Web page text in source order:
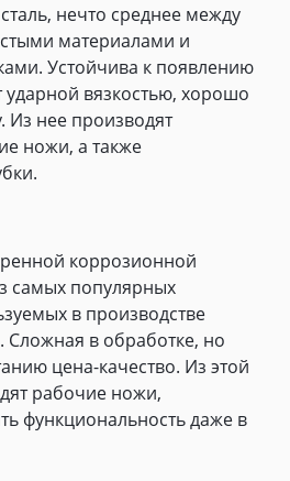
нечто среднее между
материалами и
Устойчива к появлению
ударной вязкостью, хорошо
Из нее производят
ножи, а также
коррозионной
самых популярных
в производстве
Сложная в обработке, но
цена-качество. Из этой
рабочие ножи,
функциональность даже в